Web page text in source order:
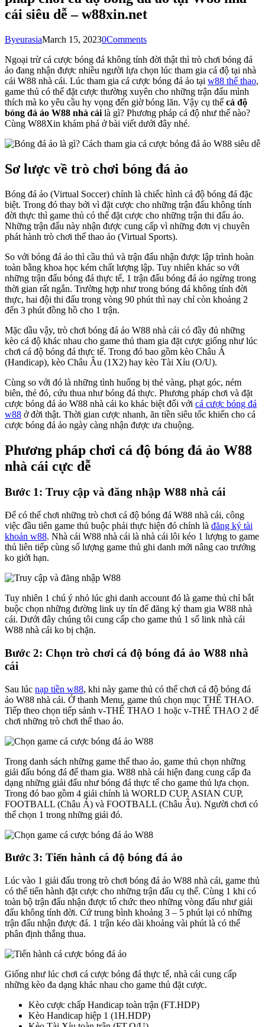
cái siêu dễ – w88xin.net
ByeurasiaMarch 15, 20230Comments
Ngoại trừ cá cược bóng đá không tính đời thật thì trò chơi bóng đá
ảo đang nhận được nhiều người lựa chọn lúc tham gia cá độ tại nhà
cái W88 nhà cái. Lúc tham gia cá cược bóng đá ảo tại w88 thể thao,
game thủ có thể đặt cược thường xuyên cho những trận đấu mình
thích mà ko yêu cầu hy vọng đến giờ bóng lăn. Vậy cụ thể cá độ
bóng đá ảo W88 nhà cái là gì? Phương pháp cá độ như thế nào?
Cùng W88Xin khám phá ở bài viết dưới đây nhé.
Sơ lược về trò chơi bóng đá ảo
Bóng đá ảo (Virtual Soccer) chính là chiếc hình cá độ bóng đá đặc
biệt. Trong đó thay bởi vì đặt cược cho những trận đấu không tính
đời thực thì game thủ có thể đặt cược cho những trận thi đấu ảo.
Những trận đấu này nhận được cung cấp vì những đơn vị chuyên
phát hành trò chơi thể thao ảo (Virtual Sports).
So với bóng đá ảo thì cầu thủ và trận đấu nhận được lập trình hoàn
toàn bằng khoa học kém chất lượng lập. Tuy nhiên khác so với
những trận đấu bóng đá thực tế, 1 trận đấu bóng đá ảo ngừng trong
thời gian rất ngắn. Trường hợp như trong bóng đá không tính đời
thực, hai đội thi đấu trong vòng 90 phút thì nay chỉ còn khoảng 2
đến 3 phút đồng hồ cho 1 trận.
Mặc dầu vậy, trò chơi bóng đá ảo W88 nhà cái có đầy đủ những
kèo cá độ khác nhau cho game thủ tham gia đặt cược giống như lúc
chơi cá độ bóng đá thực tế. Trong đó bao gồm kèo Châu Á
(Handicap), kèo Châu Âu (1X2) hay kèo Tài Xỉu (O/U).
Cùng so với đó là những tình huống bị thẻ vàng, phạt góc, ném
biên, thẻ đỏ, cứu thua như bóng đá thực. Phương pháp chơi và đặt
cược bóng đá ảo W88 nhà cái ko khác biệt đối với cá cược bóng đá
w88 ở đời thật. Thời gian cược nhanh, ăn tiền siêu tốc khiến cho cá
cược bóng đá ảo ngày càng nhận được ưa chuộng.
Phương pháp chơi cá độ bóng đá ảo W88
nhà cái cực dễ
Bước 1: Truy cập và đăng nhập W88 nhà cái
Để có thể chơi những trò chơi cá độ bóng đá W88 nhà cái, công
việc đầu tiên game thủ buộc phải thực hiện đó chính là đăng ký tài
khoản w88. Nhà cái W88 nhà cái là nhà cái lôi kéo 1 lượng to game
thủ liên tiếp cùng số lượng game thủ ghi danh mới nâng cao trưởng
ko giới hạn.
Tuy nhiên 1 chú ý nhỏ lúc ghi danh account đó là game thủ chỉ bắt
buộc chọn những đường link uy tín để đăng ký tham gia W88 nhà
cái. Dưới đây chúng tôi cung cấp cho game thủ 1 số link nhà cái
W88 nhà cái ko bị chặn.
Bước 2: Chọn trò chơi cá độ bóng đá ảo W88 nhà
cái
Sau lúc nạp tiền w88, khi này game thủ có thể chơi cá độ bóng đá
ảo W88 nhà cái. Ở thanh Menu, game thủ chọn mục THỂ THAO.
Tiếp theo chọn tiếp sảnh v-THỂ THAO 1 hoặc v-THỂ THAO 2 để
chơi những trò chơi thể thao ảo.
Trong danh sách những game thể thao ảo, game thủ chọn những
giải đấu bóng đá để tham gia. W88 nhà cái hiện đang cung cấp đa
dạng những giải đấu như bóng đá thực tế cho game thủ lựa chọn.
Trong đó bao gồm 4 giải chính là WORLD CUP, ASIAN CUP,
FOOTBALL (Châu Á) và FOOTBALL (Châu Âu). Người chơi có
thể chọn 1 trong những giải đó.
Bước 3: Tiến hành cá độ bóng đá ảo
Lúc vào 1 giải đấu trong trò chơi bóng đá ảo W88 nhà cái, game thủ
có thể tiến hành đặt cược cho những trận đấu cụ thể. Cùng 1 khi có
toàn bộ trận đấu nhận được tổ chức theo những vòng đấu như giải
đấu không tính đời. Cứ trung bình khoảng 3 – 5 phút lại có những
trận đấu nhận được đá. 1 trận kéo dài khoảng vài phút là có thể
phân định thắng thua.
Giống như lúc chơi cá cược bóng đá thực tế, nhà cái cung cấp
những kèo đa dạng khác nhau cho game thủ đặt cược.
Kèo cược chấp Handicap toàn trận (FT.HDP)
Kèo Handicap hiệp 1 (1H.HDP)